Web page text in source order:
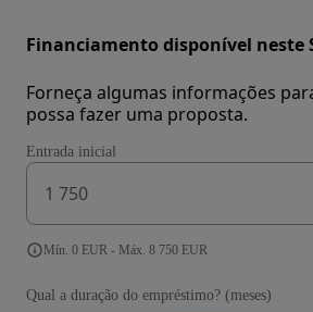
Financiamento disponível neste
Forneça algumas informações
possa fazer uma proposta.
Entrada inicial
Mín. 0 EUR - Máx. 8 750 EUR
Qual a duração do empréstimo? (meses)